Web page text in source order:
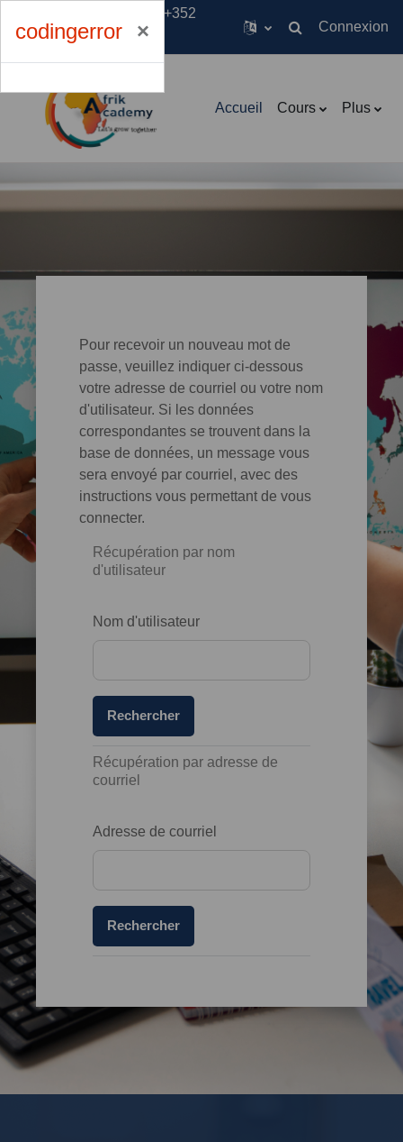
Passer au contenu principal
Pour nous appeler : +352
691 515 908
Activer/désactiver
Connexion
Accueil Cours Plus
Pour recevoir un nouveau mot de
passe, veuillez indiquer ci-dessous
votre adresse de courriel ou votre nom
d'utilisateur. Si les données
correspondantes se trouvent dans la
base de données, un message vous
sera envoyé par courriel, avec des
instructions vous permettant de vous
connecter.
Récupération par nom
d'utilisateur
Nom d'utilisateur
Récupération par adresse de
courriel
Adresse de courriel
codingerror